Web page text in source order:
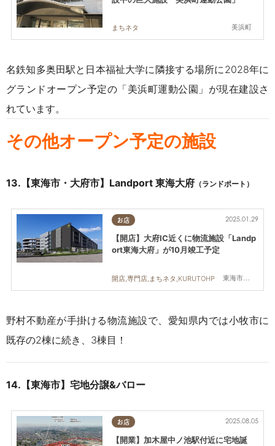
美浜町
まちネタ
名鉄知多奥田駅と日本福祉大学に隣接する場所に2028年に
グランドオープン予定の「美浜町運動公園」が現在建設さ
れています。
その他オープン予定の施設
13.【東海市・大府市】 Landport 東海大府 （ランドポート）
お店
東海市,大府市
2025.01.29
【開店】大府IC近くに物流施設「Landp
ort東海大府」が10月竣工予定
開店,専門店,まちネタ,KURUTOHP
野村不動産が手掛ける物流施設で、愛知県内では小牧市に
既存の2棟に続き、3棟目！
14.【東海市】宅地分譲&バロー
お店 2025.08.05
【開業】加木屋中ノ池駅付近に宅地誕